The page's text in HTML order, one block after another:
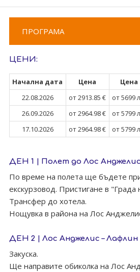
ПРОГРАМА
ЦЕНИ:
Начална дата Цена
Цена
22.08.2026
от 2913.85 €
от 5699
26.09.2026
от 2964.98 €
от 5799
17.10.2026
от 2964.98 € от 5799
ДЕН 1 | Полет до Лос Анджелис
По време на полета ще бъдете
екскурзовод. Пристигане в "Града
Трансфер до хотела.
Нощувка в района на Лос
ДЕН 2 | Лос Анджелис – Лафлин
Закуска.
Ще направите обиколка на Лос